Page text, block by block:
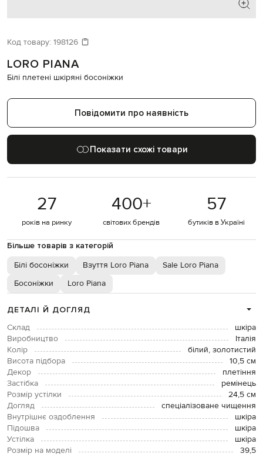
Давайте підберемо щось ще
Схожі товари
Код товару: 198126
LORO PIANA
Білі плетені шкіряні босоніжки
Повідомити про наявність
Показати схожі товари
27
років на ринку
400+
світових брендів
57
бутиків в Україні
Більше товарів з категорій
Білі босоніжки Взуття Loro Piana
Sale Loro Piana
Босоніжки
Loro Piana
ДЕТАЛІ Й ДОГЛЯД
Склад
шкіра
Виробництво
Італія
Колір
білий, золотистий
Висота підбора
10,5 см
Декор
плетіння
Застібка
ремінець
Розмір устілки
24,5 см
Догляд
спеціалізоване чищення
Внутрішнє оздоблення
шкіра
Підошва
шкіра
Устілка
шкіра
Розмір на моделі
39,5